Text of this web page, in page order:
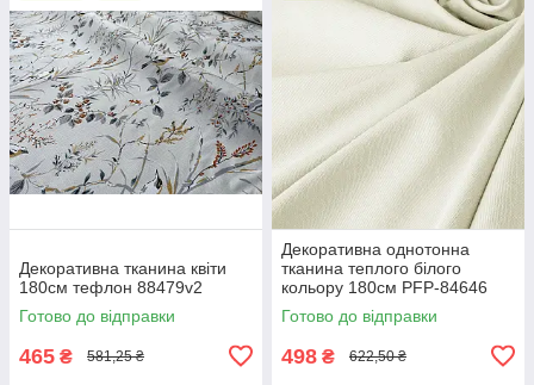
Декоративна тканина квіти
180см тефлон 88479v2
Готово до відправки
465 ₴ 581,25 ₴
Декоративна однотонна
тканина теплого білого
кольору 180см PFP-84646
Готово до відправки
498 ₴ 622,50 ₴